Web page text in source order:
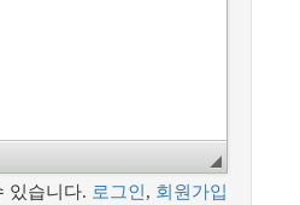
있습니다. 로그인 , 회원가입